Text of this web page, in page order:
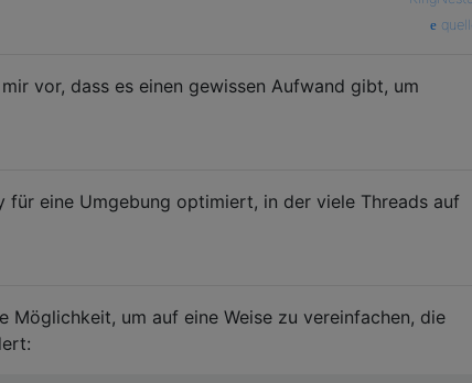
vor, dass es einen gewissen Aufwand gibt, um
für eine Umgebung optimiert, in der viele Threads auf
Möglichkeit, um auf eine Weise zu vereinfachen, die